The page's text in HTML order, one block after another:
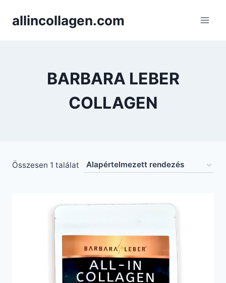
allincollagen.com
BARBARA LEBER
COLLAGEN
Összesen 1 találat